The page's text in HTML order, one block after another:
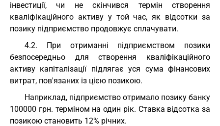
інвестиції, чи не скінчився термін створення
кваліфікаційного активу у той час, як відсотки за
позику підприємство продовжує сплачувати.
4.2. При отриманні підприємством позики
безпосередньо для створення кваліфікаційного
активу капіталізації підлягає уся сума фінансових
витрат, пов'язаних із цією позикою.
Наприклад, підприємство отримало позику банку
100000 грн. терміном на один рік. Ставка відсотка за
позикою становить 12% річних.